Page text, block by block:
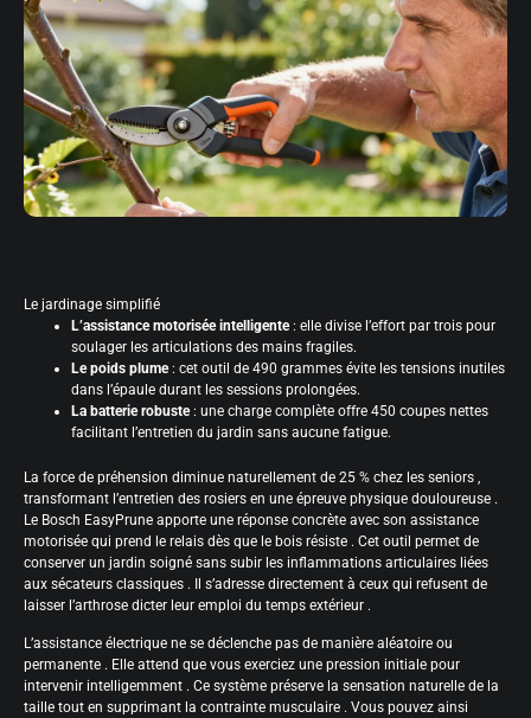
Le jardinage simplifié
L’assistance motorisée intelligente: elle divise l’effort par trois pour
soulager les articulations des mains fragiles.
Le poids plume: cet outil de 490 grammes évite les tensions inutiles
dans l’épaule durant les sessions prolongées.
La batterie robuste: une charge complète offre 450 coupes nettes
facilitant l’entretien du jardin sans aucune fatigue.
La force de préhension diminue naturellement de 25 % chez les seniors ,
transformant l’entretien des rosiers en une épreuve physique douloureuse .
Le Bosch EasyPrune apporte une réponse concrète avec son assistance
motorisée qui prend le relais dès que le bois résiste . Cet outil permet de
conserver un jardin soigné sans subir les inflammations articulaires liées
aux sécateurs classiques . Il s’adresse directement à ceux qui refusent de
laisser l’arthrose dicter leur emploi du temps extérieur .
L’assistance électrique ne se déclenche pas de manière aléatoire ou
permanente . Elle attend que vous exerciez une pression initiale pour
intervenir intelligemment . Ce système préserve la sensation naturelle de la
taille tout en supprimant la contrainte musculaire . Vous pouvez ainsi